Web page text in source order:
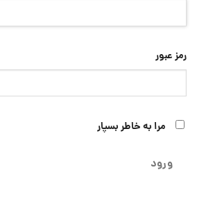
رمز عبور
مرا به خاطر بسپار
ورود